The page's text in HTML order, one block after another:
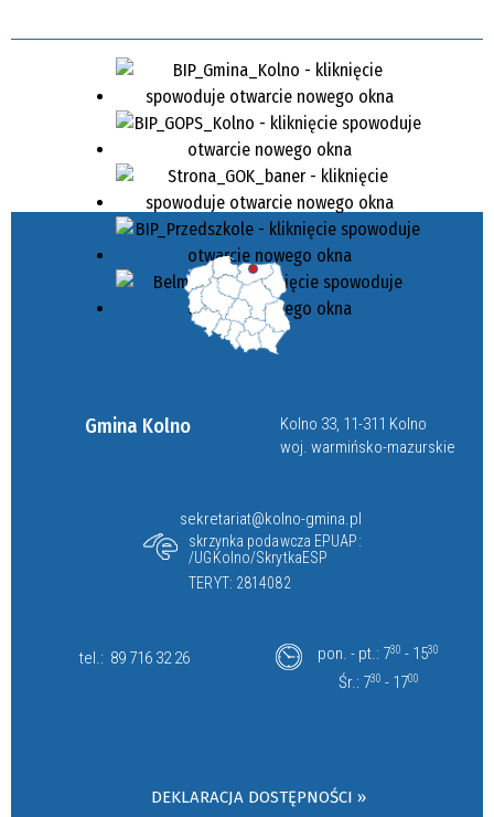
Gmina Kolno
Kolno 33, 11-311 Kolno
woj. warmińsko-mazurskie
sekretariat@kolno-gmina.pl
skrzynka podawcza EPUAP:
/UGKolno/SkrytkaESP
TERYT: 2814082
tel.: 89 716 32 26 pon. - pt.: 730 - 1530
Śr.: 730 - 1700
DEKLARACJA DOSTĘPNOŚCI »